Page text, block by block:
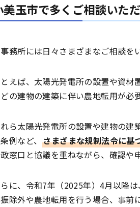
美玉市で多くご相談いた
務所には日々さまざまなご相談を
えば、太陽光発電所の設置や資材
の建物の建築に伴い農地転用が必
ら太陽光発電所の設置や建物の
例など、さまざまな規制法令に基
窓口と協議を重ねながら、確認や
に、令和7年（2025年）4月以降
除外や農地転用を行う場合、事前